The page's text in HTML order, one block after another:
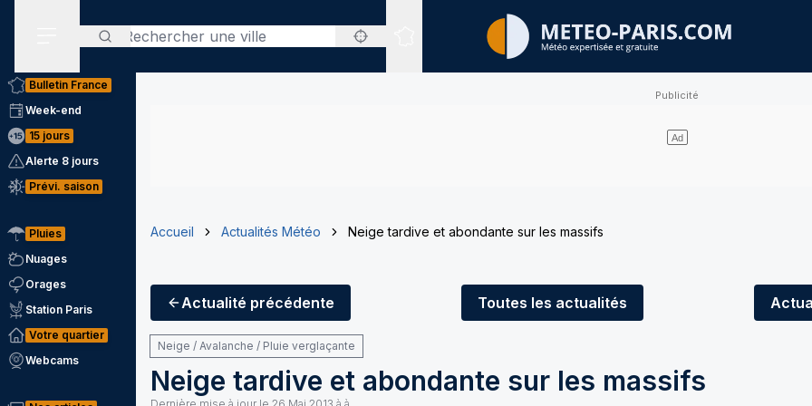
Rechercher
Sites expertisés
Bulletin France
Week-end
15 jours
Alerte 8 jours
Prévi. saison
Pluies
Nuages
Orages
Station Paris
Votre quartier
Webcams
Accueil Actualités Météo Neige tardive et abondante sur les massifs
Actualité précédente Toutes les actualités
Neige / Avalanche / Pluie verglaçante
Neige tardive et abondante sur les massifs